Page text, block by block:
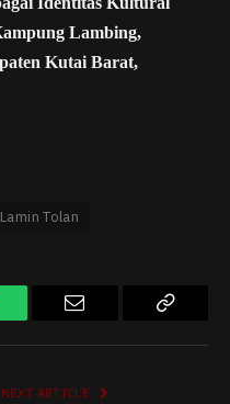
Lambing,
Kutai Barat,
Lamin Tolan
Email
Copy
NEXT ARTICLE